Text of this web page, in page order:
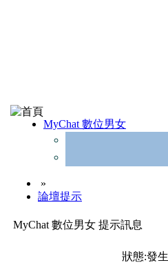
MyChat 數位男女
»
論壇提示
MyChat 數位男女 提示訊息
狀態:發